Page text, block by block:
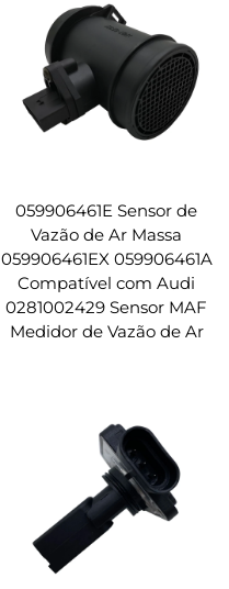
059906461E Sensor de
Vazão de Ar Massa
059906461EX 059906461A
Compatível com Audi
0281002429 Sensor MAF
Medidor de Vazão de Ar